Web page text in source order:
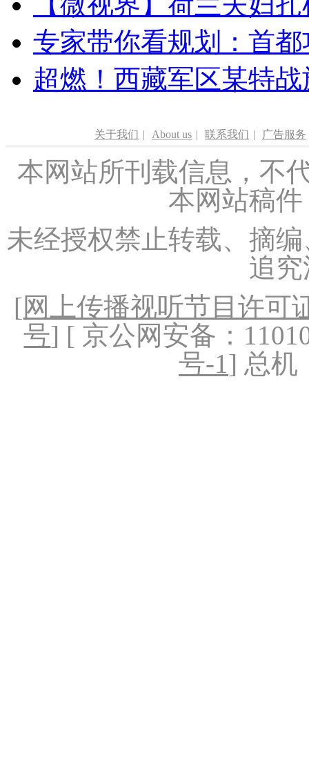
专家带你看规划：首
超燃！西藏军区某特
关于我们 | About us | 联系我们 | 广告服务
本网站所刊载信息，不
本网站稿
未经授权禁止转载、摘
追
[网上传播视听节目许可
号] [ 京公网安备：
号-1] 总机